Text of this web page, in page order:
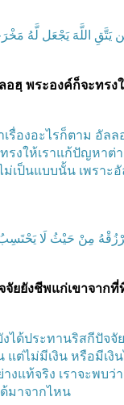
يَتَّقِ اللَّهَ يَجْعَل لَّهُ
อฮฺ พระองค์ก็จะทรง
เรื่องอะไรก็ตาม อัลล
รงให้เราแก้ปัญหาต่
ม่เป็นแบบนั้น เพราะ
مِنْ حَيْثُ لَا
ยยังชีพแก่เขาจาก
งได้ประทานริสกีปัจจั
แต่ไม่มีเงินหรือมีเงิ
งแท้จริง เราจะพบว่า
มาจากไหน